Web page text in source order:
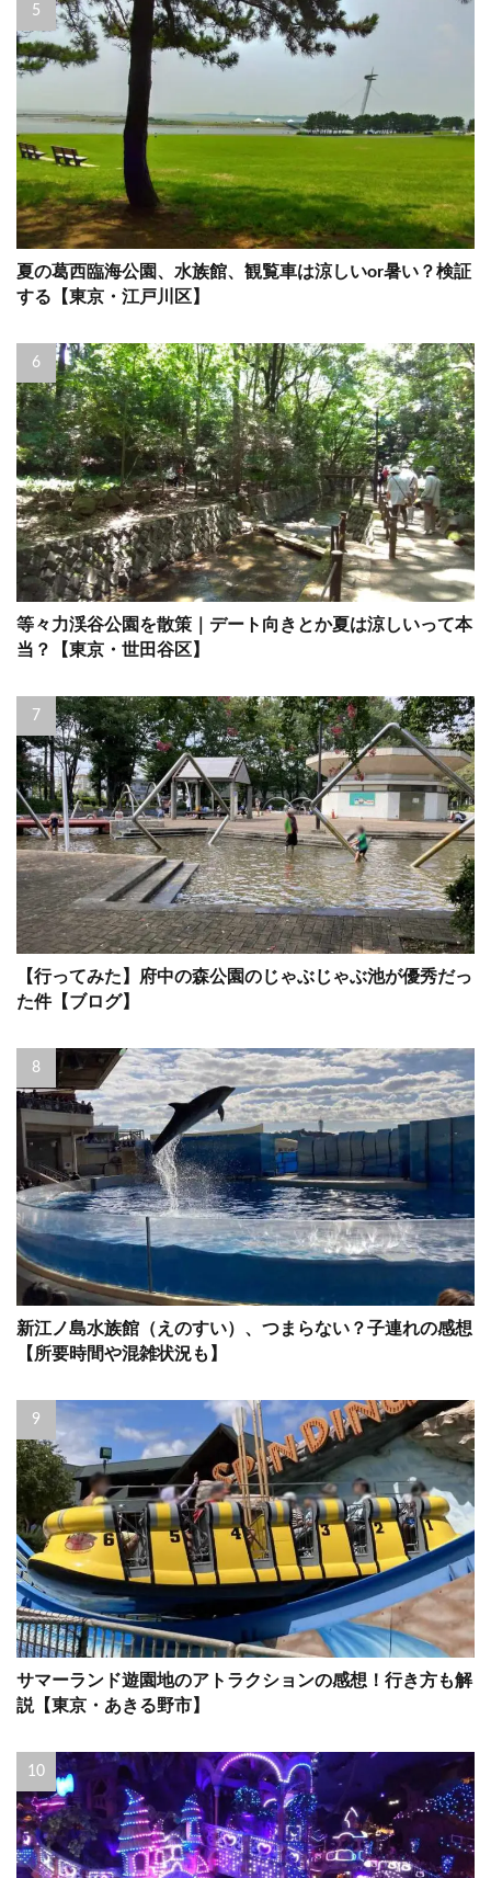
夏の葛西臨海公園、水族館、観覧車は涼しいor暑い？検証
する【東京・江戸川区】
等々力渓谷公園を散策｜デート向きとか夏は涼しいって本
当？【東京・世田谷区】
【行ってみた】府中の森公園のじゃぶじゃぶ池が優秀だっ
た件【ブログ】
新江ノ島水族館（えのすい）、つまらない？子連れの感想
【所要時間や混雑状況も】
サマーランド遊園地のアトラクションの感想！行き方も解
説【東京・あきる野市】